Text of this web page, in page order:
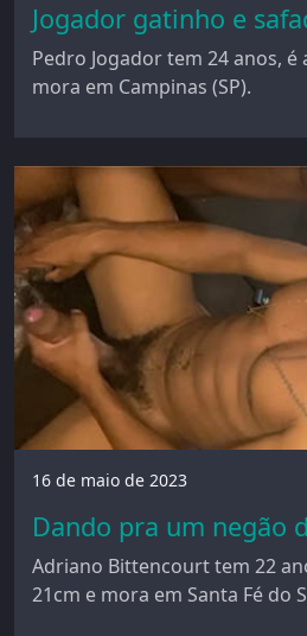
Jogador gatinho e
Pedro Jogador tem 24 anos,
mora em Campinas (SP).
16 de maio de 2023
Dando pra um negão
Adriano Bittencourt tem 22
21cm e mora em Santa Fé do